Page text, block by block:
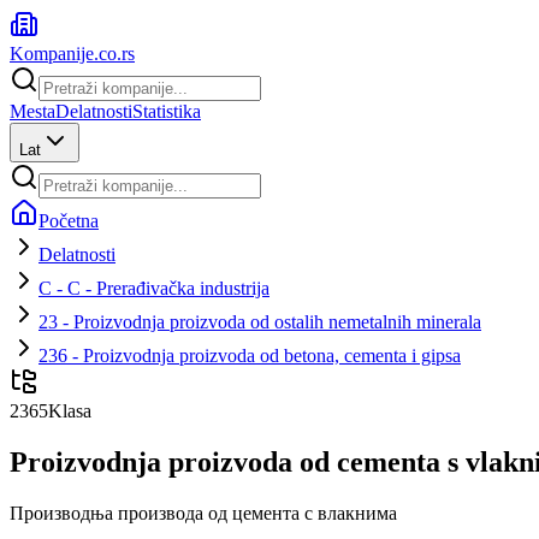
Kompanije.co.rs
MestaDelatnostiStatistika
Lat
Početna
Delatnosti
C - C - Prerađivačka industrija
23 - Proizvodnja proizvoda od ostalih nemetalnih minerala
236 - Proizvodnja proizvoda od betona, cementa i gipsa
2365Klasa
Proizvodnja proizvoda od cementa s
Производња производа од цемента с влакнима